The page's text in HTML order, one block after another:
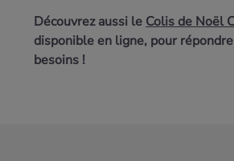
Découvrez aussi le Colis de Noël
disponible en ligne, pour
besoins !